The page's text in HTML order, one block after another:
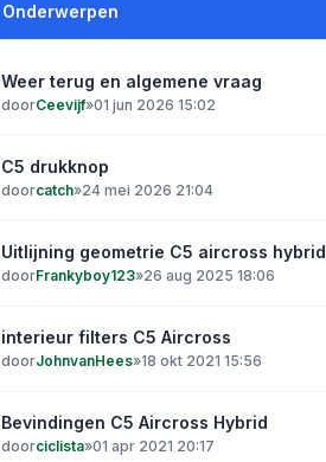
Onderwerpen
Weer terug en algemene vraag
doorCeevijf»01 jun 2026 15:02
C5 drukknop
doorcatch»24 mei 2026 21:04
Uitlijning geometrie C5 aircross hybrid
doorFrankyboy123»26 aug 2025 18:06
interieur filters C5 Aircross
doorJohnvanHees»18 okt 2021 15:56
Bevindingen C5 Aircross Hybrid
doorciclista»01 apr 2021 20:17